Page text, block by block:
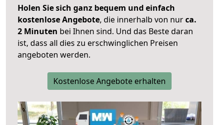
Holen Sie sich ganz bequem und einfach
kostenlose Angebote, die innerhalb von nurca.
2 Minuten bei Ihnen sind. Und das Beste daran
ist, dass all dies zu erschwinglichen Preisen
angeboten werden.
Kostenlose Angebote erhalten